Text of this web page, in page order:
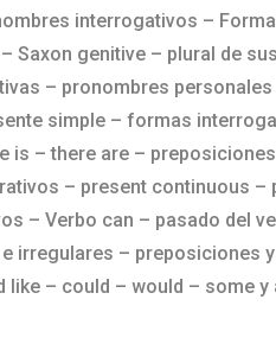
interrogativos –
Saxon genitive – plural de
– pronombres
simple – formas
is – there are –
– present continuous –
– Verbo can – pasado del
irregulares – preposiciones
like – could – would – some y